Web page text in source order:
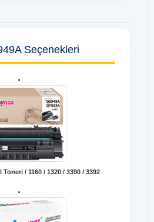
Seçenekleri
/ 1160 / 1320 / 3390 / 3392